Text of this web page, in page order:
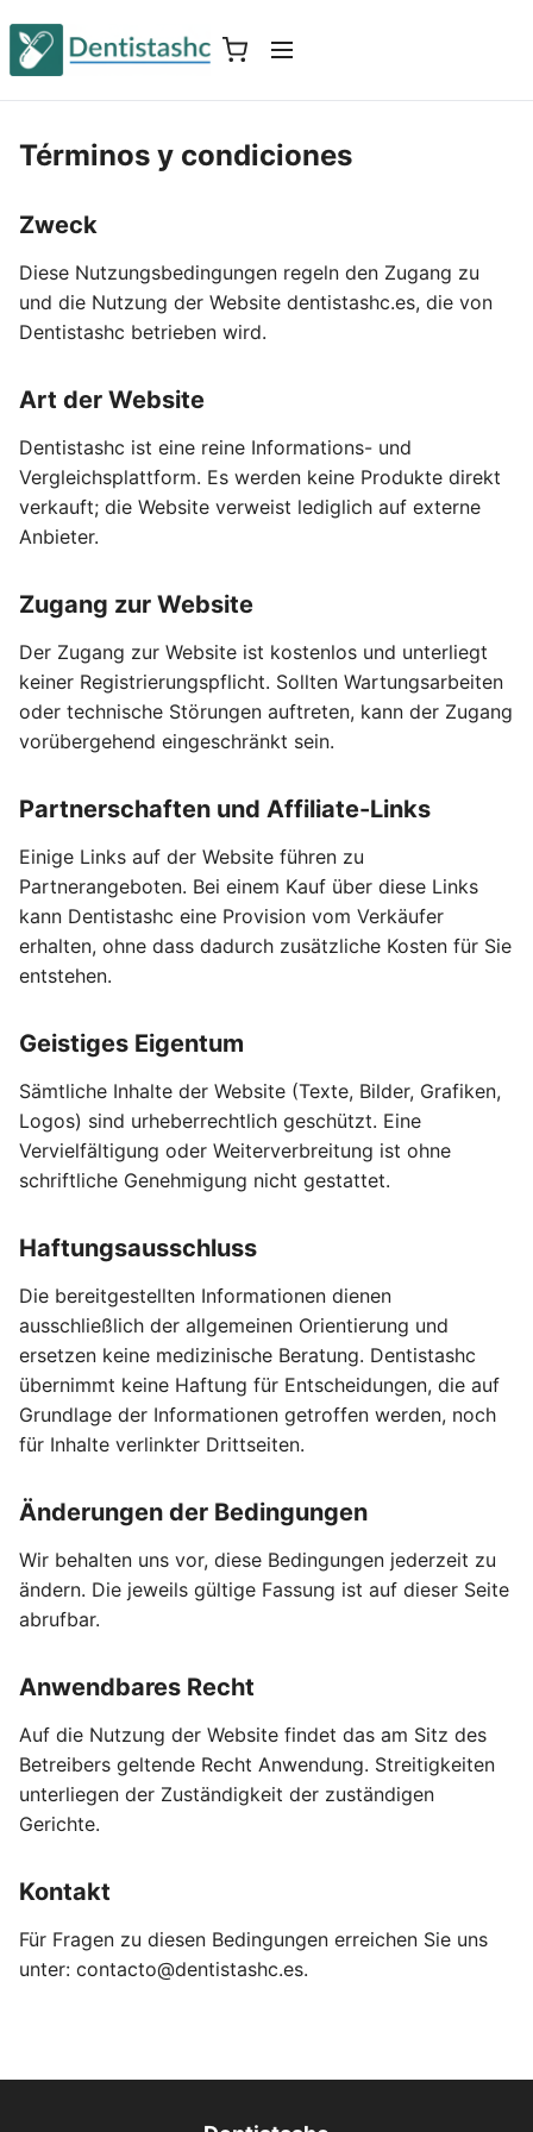
Términos y condiciones
Zweck
Diese Nutzungsbedingungen regeln den Zugang zu
und die Nutzung der Website dentistashc.es, die von
Dentistashc betrieben wird.
Art der Website
Dentistashc ist eine reine Informations- und
Vergleichsplattform. Es werden keine Produkte direkt
verkauft; die Website verweist lediglich auf externe
Anbieter.
Zugang zur Website
Der Zugang zur Website ist kostenlos und unterliegt
keiner Registrierungspflicht. Sollten Wartungsarbeiten
oder technische Störungen auftreten, kann der Zugang
vorübergehend eingeschränkt sein.
Partnerschaften und Affiliate-Links
Einige Links auf der Website führen zu
Partnerangeboten. Bei einem Kauf über diese Links
kann Dentistashc eine Provision vom Verkäufer
erhalten, ohne dass dadurch zusätzliche Kosten für Sie
entstehen.
Geistiges Eigentum
Sämtliche Inhalte der Website (Texte, Bilder, Grafiken,
Logos) sind urheberrechtlich geschützt. Eine
Vervielfältigung oder Weiterverbreitung ist ohne
schriftliche Genehmigung nicht gestattet.
Haftungsausschluss
Die bereitgestellten Informationen dienen
ausschließlich der allgemeinen Orientierung und
ersetzen keine medizinische Beratung. Dentistashc
übernimmt keine Haftung für Entscheidungen, die auf
Grundlage der Informationen getroffen werden, noch
für Inhalte verlinkter Drittseiten.
Änderungen der Bedingungen
Wir behalten uns vor, diese Bedingungen jederzeit zu
ändern. Die jeweils gültige Fassung ist auf dieser Seite
abrufbar.
Anwendbares Recht
Auf die Nutzung der Website findet das am Sitz des
Betreibers geltende Recht Anwendung. Streitigkeiten
unterliegen der Zuständigkeit der zuständigen
Gerichte.
Kontakt
Für Fragen zu diesen Bedingungen erreichen Sie uns
unter: contacto@dentistashc.es.